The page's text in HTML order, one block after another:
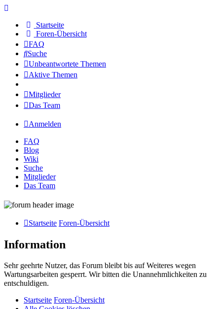
Startseite
Foren-Übersicht
FAQ
Suche
Unbeantwortete Themen
Aktive Themen
Mitglieder
Das Team
Anmelden
FAQ
Blog
Wiki
Suche
Mitglieder
Das Team
Startseite Foren-Übersicht
Information
Sehr geehrte Nutzer, das Forum bleibt bis auf Weiteres wegen
Wartungsarbeiten gesperrt. Wir bitten die Unannehmlichkeiten zu
entschuldigen.
Startseite Foren-Übersicht